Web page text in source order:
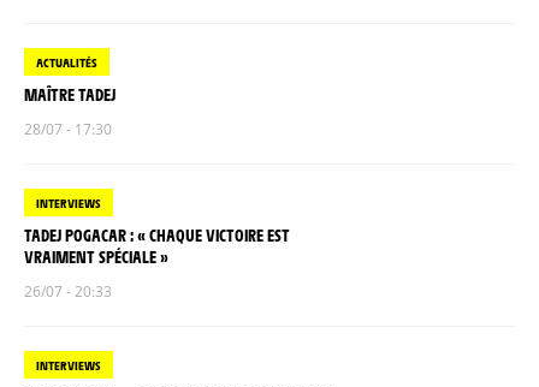
ACTUALITÉS
MAÎTRE TADEJ
28/07 - 17:30
INTERVIEWS
TADEJ POGACAR : « CHAQUE VICTOIRE EST
VRAIMENT SPÉCIALE »
26/07 - 20:33
INTERVIEWS